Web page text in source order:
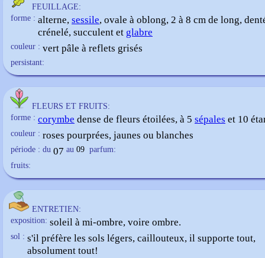
FEUILLAGE:
forme : alterne, sessile, ovale à oblong, 2 à 8 cm de long,
crénelé, succulent et glabre
couleur : vert pâle à reflets grisés
persistant:
FLEURS ET FRUITS:
forme : corymbe dense de fleurs étoilées, à 5 sépales et 10
couleur : roses pourprées, jaunes ou blanches
période : du 07 au 09 parfum:
fruits:
ENTRETIEN:
exposition: soleil à mi-ombre, voire ombre.
sol : s'il préfère les sols légers, caillouteux, il supporte tout,
absolument tout!